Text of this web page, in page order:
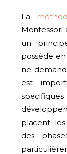
La
Montessori
un
possède
ne
est
placent les
des